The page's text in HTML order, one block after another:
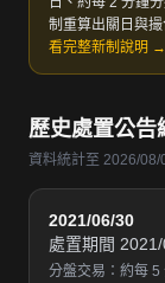
制重算出關日與
看完整新制說明 →
歷史處置公告
資料統計至 2026/08/
2021/06/30
處置期間
分盤交易：約每 5